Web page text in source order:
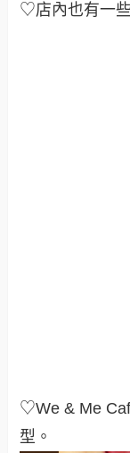
♡店內也有一
♡We & Me
型 。